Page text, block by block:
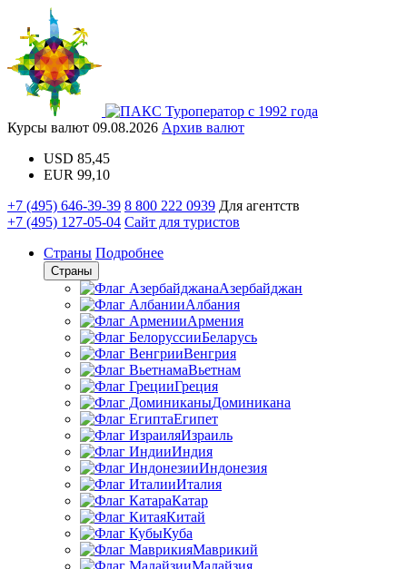
Туроператор с 1992 года
Курсы валют 09.08.2026 Архив валют
USD 85,45
EUR 99,10
+7 (495) 646-39-39 8 800 222 0939 Для агентств
+7 (495) 127-05-04 Сайт для туристов
Страны Подробнее
Страны
Азербайджан
Албания
Армения
Беларусь
Венгрия
Вьетнам
Греция
Доминикана
Египет
Израиль
Индия
Индонезия
Италия
Катар
Китай
Куба
Маврикий
Малайзия